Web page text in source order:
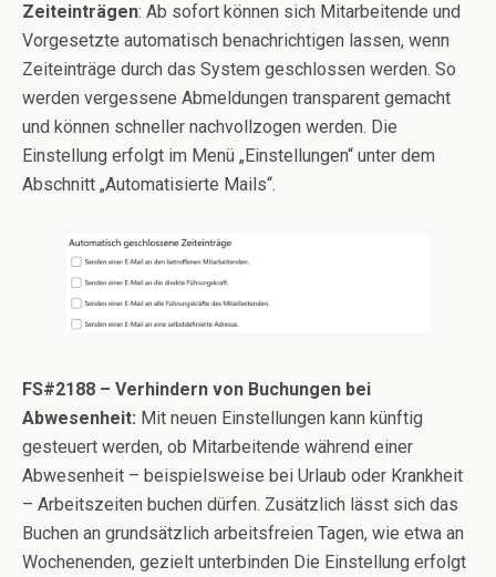
Zeiteinträgen: Ab sofort können sich Mitarbeitende und
Vorgesetzte automatisch benachrichtigen lassen, wenn
Zeiteinträge durch das System geschlossen werden. So
werden vergessene Abmeldungen transparent gemacht
und können schneller nachvollzogen werden. Die
Einstellung erfolgt im Menü „Einstellungen“ unter dem
Abschnitt „Automatisierte Mails“.
FS#2188 – Verhindern von Buchungen bei
Abwesenheit: Mit neuen Einstellungen kann künftig
gesteuert werden, ob Mitarbeitende während einer
Abwesenheit – beispielsweise bei Urlaub oder Krankheit
– Arbeitszeiten buchen dürfen. Zusätzlich lässt sich das
Buchen an grundsätzlich arbeitsfreien Tagen, wie etwa an
Wochenenden, gezielt unterbinden Die Einstellung erfolgt